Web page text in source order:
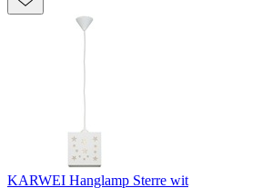
KARWEI Hanglamp Sterre wit